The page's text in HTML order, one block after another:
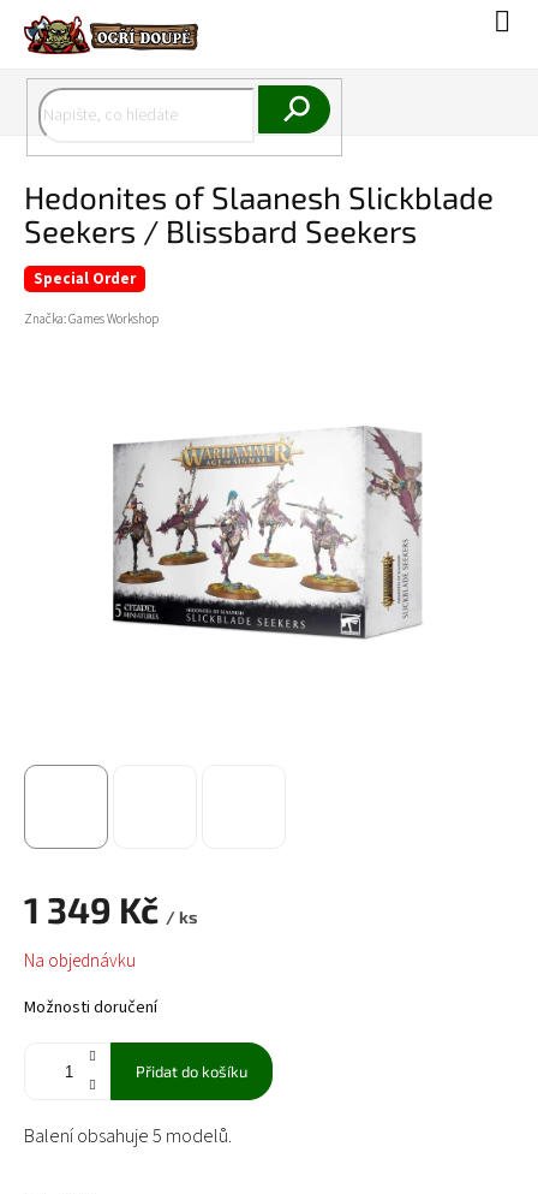
obsah
Hedonites of Slaanesh Slickblade
Seekers / Blissbard Seekers
Special Order
Značka:Games Workshop
1 349 Kč / ks
Měrná
cena:
Na objednávku
Možnosti doručení
Přidat do košíku
Balení obsahuje 5 modelů.